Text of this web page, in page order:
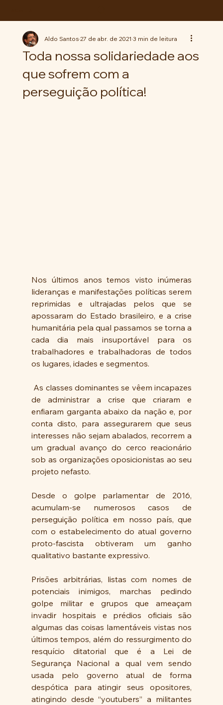
Toda nossa solidariedade aos
que sofrem com a
perseguição política!
Aldo Santos27 de abr. de 2021 3 min de leitura
Nos últimos anos temos visto inúmeras
lideranças e manifestações políticas serem
reprimidas e ultrajadas pelos que se
apossaram do Estado brasileiro, e a crise
humanitária pela qual passamos se torna a
cada dia mais insuportável para os
trabalhadores e trabalhadoras de todos
os lugares, idades e segmentos.
de administrar a crise que criaram e
enfiaram garganta abaixo da nação e, por
conta disto, para assegurarem que seus
interesses não sejam abalados, recorrem a
um gradual avanço do cerco reacionário
sob as organizações oposicionistas ao seu
projeto nefasto.
Desde o golpe parlamentar de 2016,
acumulam-se numerosos casos de
perseguição política em nosso país, que
com o estabelecimento do atual governo
proto-fascista obtiveram um ganho
qualitativo bastante expressivo.
Prisões arbitrárias, listas com nomes de
potenciais inimigos, marchas pedindo
golpe militar e grupos que ameaçam
invadir hospitais e prédios oficiais são
algumas das coisas lamentáveis vistas nos
últimos tempos, além do ressurgimento do
resquício ditatorial que é a Lei de
Segurança Nacional a qual vem sendo
usada pelo governo atual de forma
despótica para atingir seus opositores,
atingindo desde “youtubers” a militantes